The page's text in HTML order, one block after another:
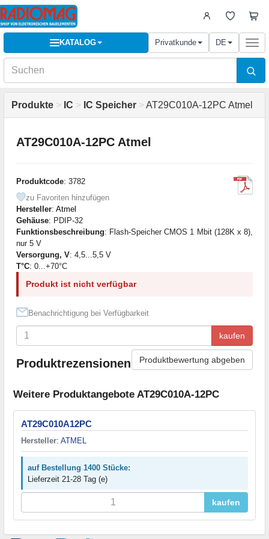
KATALOG Privatkunde DE
Produkte > IC > IC Speicher > AT29C010A-12PC Atmel
AT29C010A-12PC Atmel
Produktcode: 3782
zu Favoriten hinzufügen
Hersteller: Atmel
Gehäuse: PDIP-32
Funktionsbeschreibung: Flash-Speicher CMOS 1 Mbit (128K x 8),
nur 5 V
Versorgung, V: 4,5...5,5 V
T°C: 0...+70°C
Produkt ist nicht verfügbar
Benachrichtigung bei Verfügbarkeit
kaufen
Produktrezensionen Produktbewertung abgeben
Weitere Produktangebote AT29C010A-12PC
AT29C010A12PC
Hersteller: ATMEL
auf Bestellung 1400 Stücke:
Lieferzeit 21-28 Tag (e)
kaufen